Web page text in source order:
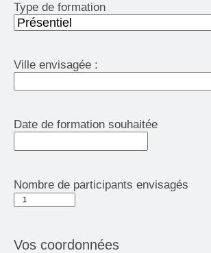
Type de formation
Ville envisagée :
Date de formation souhaitée
Nombre de participants envisagés
Vos coordonnées